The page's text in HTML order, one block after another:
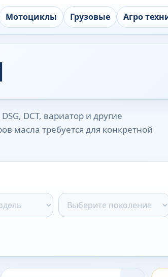
Мотоциклы Грузовые Агро
DCT, вариатор и другие
масла требуется для конкретной